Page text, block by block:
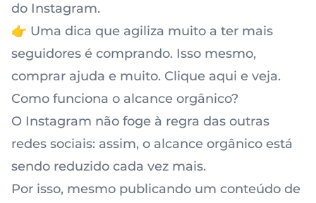
do Instagram.
👉 Uma dica que agiliza muito a ter mais
seguidores é comprando. Isso mesmo,
comprar ajuda e muito. Clique aqui e veja.
Como funciona o alcance orgânico?
O Instagram não foge à regra das outras
redes sociais: assim, o alcance orgânico está
sendo reduzido cada vez mais.
Por isso, mesmo publicando um conteúdo de